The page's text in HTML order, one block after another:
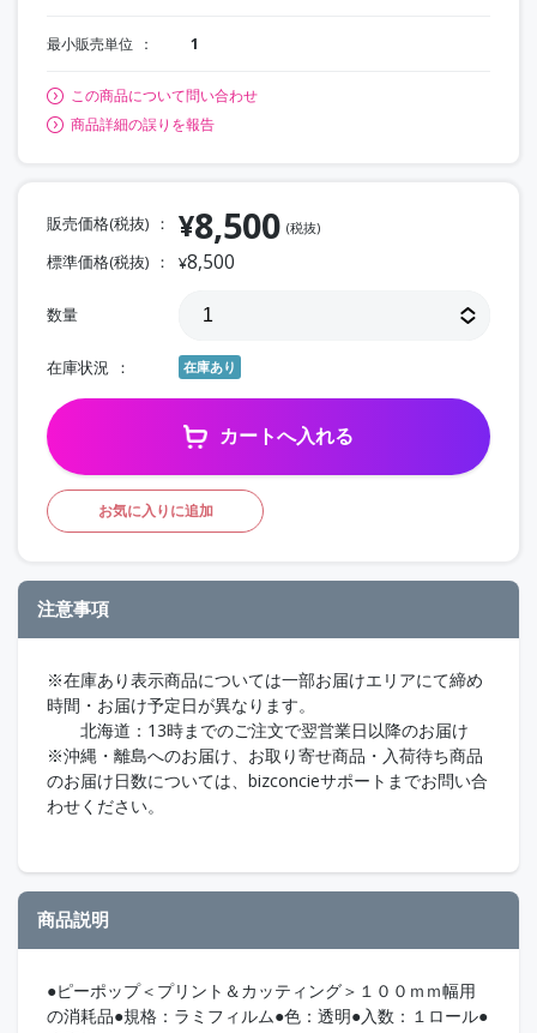
最小販売単位 1
この商品について問い合わせ
商品詳細の誤りを報告
販売価格(税抜) ¥8,500 (税抜)
標準価格(税抜) ¥8,500
数量
在庫状況 在庫あり
カートへ入れる
お気に入りに追加
注意事項
※在庫あり表示商品については一部お届けエリアにて締め
時間・お届け予定日が異なります。
北海道：13時までのご注文で翌営業日以降のお届け
※沖縄・離島へのお届け、お取り寄せ商品・入荷待ち商品
のお届け日数については、bizconcieサポートまでお問い合
わせください。
商品説明
●ピーポップ＜プリント＆カッティング＞１００ｍｍ幅用
の消耗品●規格：ラミフィルム●色：透明●入数：１ロール●